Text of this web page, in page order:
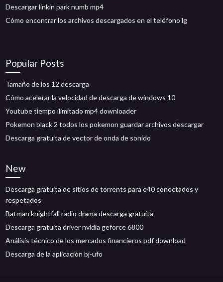
Descargar linkin park numb mp4
Cómo encontrar los archivos descargados en el teléfono lg
Popular Posts
Tamaño de ios 12 descarga
Cómo acelerar la velocidad de descarga de windows 10
Youtube tiempo ilimitado mp4 downloader
Pokemon black 2 todos los pokemon guardar archivos descargar
Descarga gratuita de vector de onda de sonido
New
Descarga gratuita de sitios de torrents para e40 conectados y
respetados
Batman knightfall radio drama descarga gratuita
Descarga gratuita driver nvidia geforce 6800
Análisis técnico de los mercados financieros pdf download
Descarga de la aplicación bj-ufo